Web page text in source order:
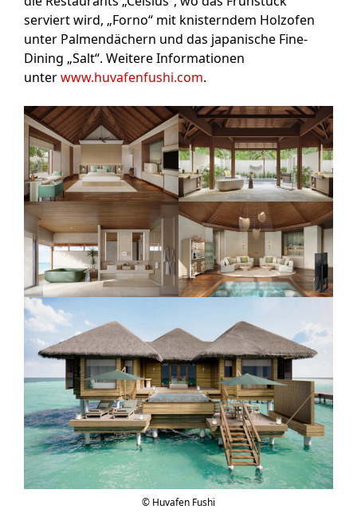
serviert wird, „Forno“ mit knisterndem Holzofen
unter Palmendächern und das japanische Fine-
Dining „Salt“. Weitere Informationen
unterwww.huvafenfushi.com.
©️ Huvafen Fushi